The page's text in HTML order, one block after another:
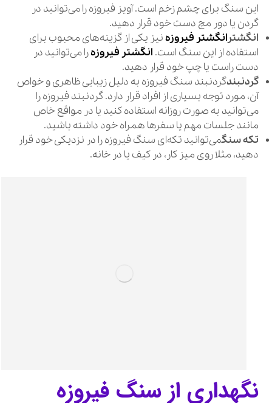
این سنگ برای چشم زخم است. آویز فیروزه را می‌توانید در
گردن یا دور مچ دست خود قرار دهید.
انگشترانگشتر فیروزهنیز یکی از گزینه‌های محبوب برای
استفاده از این سنگ است. انگشتر فیروزهرا می‌توانید در
دست راست یا چپ خود قرار دهید.
گردنبندگردنبند سنگ فیروزه به دلیل زیبایی ظاهری و خواص
آن، مورد توجه بسیاری از افراد قرار دارد. گردنبند فیروزه را
می‌توانید به صورت روزانه استفاده کنید یا در مواقع خاص
مانند جلسات مهم یا سفرها همراه خود داشته باشید.
تکه سنگمی‌توانید تکه‌ای سنگ فیروزه را در نزدیکی خود قرار
دهید، مثلا روی میز کار، در کیف یا در خانه.
نگهداری از سنگ فیروزه